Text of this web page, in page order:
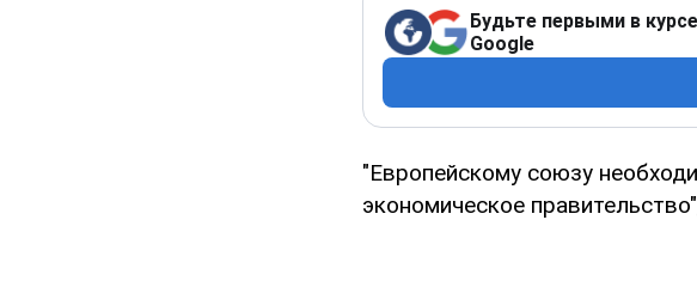
Будьте первыми в
Google
"Европейскому союзу
экономическое